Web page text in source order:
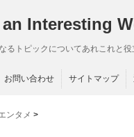
Interesting
るトピックについてあれこれと
お問い合わせ サイトマップ
ンタメ >